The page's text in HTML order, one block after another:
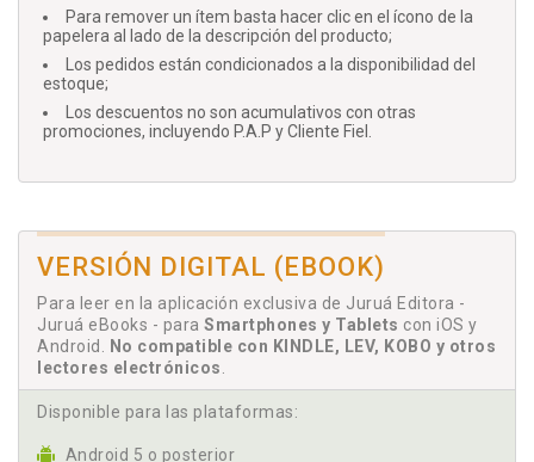
Para remover un ítem basta hacer clic en el ícono de la
papelera al lado de la descripción del producto;
Los pedidos están condicionados a la disponibilidad del
estoque;
Los descuentos no son acumulativos con otras
promociones, incluyendo P.A.P y Cliente Fiel.
VERSIÓN DIGITAL (EBOOK)
Para leer en la aplicación exclusiva de Juruá Editora -
Juruá eBooks - para Smartphones y Tablets con iOS y
Android. No compatible con KINDLE, LEV, KOBO y otros
lectores electrónicos.
Disponible para las plataformas:
Android 5 o posterior